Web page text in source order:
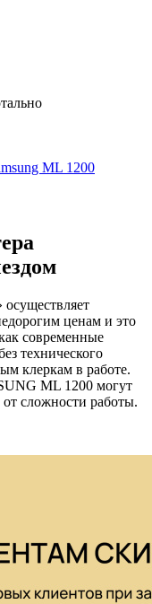
ML 1200
ценам и это
современные
технического
клеркам в работе.
ML 1200 могут
от сложности работы.